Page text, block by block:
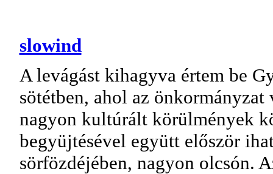
slowind
A levágást kihagyva értem be
sötétben, ahol az
nagyon kultúrált körülmények
begyüjtésével együtt először
sörfözdéjében, nagyon olcsón.